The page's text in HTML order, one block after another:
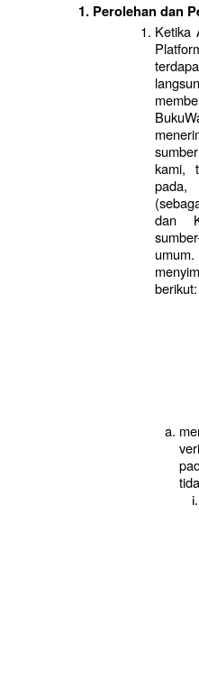
Perolehan dan
Ketika
kami,
dan
berikut: